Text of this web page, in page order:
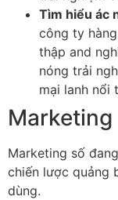
Tìm hiểu ác
công ty
thập and
nóng trải
mại lanh nổi
Marketing
Marketing số
chiến lược quảng
dùng.